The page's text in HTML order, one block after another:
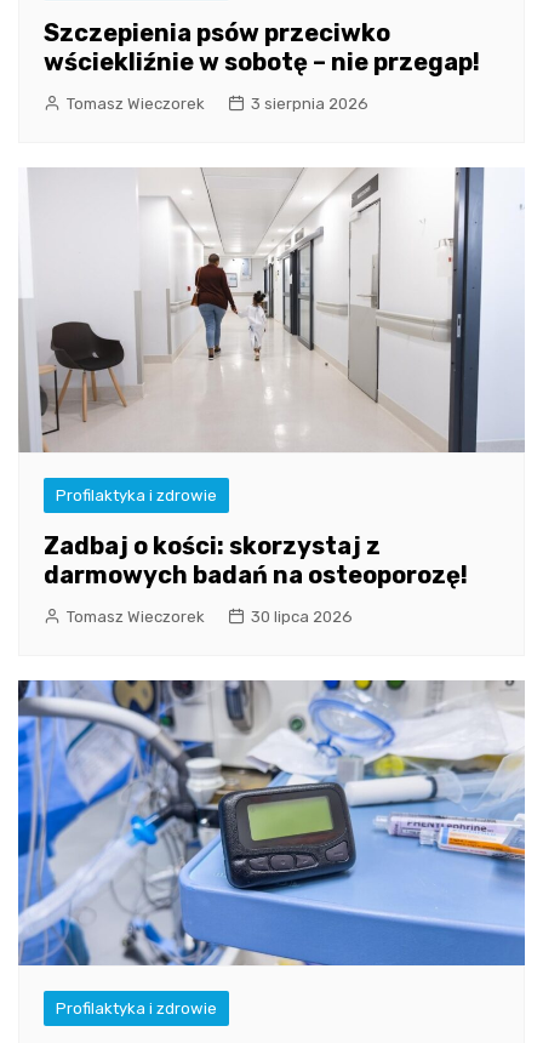
Szczepienia psów przeciwko
wściekliźnie w sobotę – nie przegap!
Tomasz Wieczorek 3 sierpnia 2026
Profilaktyka i zdrowie
Zadbaj o kości: skorzystaj z
darmowych badań na osteoporozę!
Tomasz Wieczorek 30 lipca 2026
Profilaktyka i zdrowie